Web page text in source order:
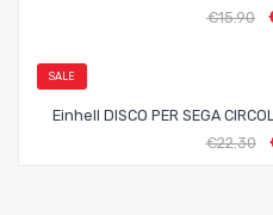
€15.90
SALE
Einhell DISCO PER SEGA
€22.30